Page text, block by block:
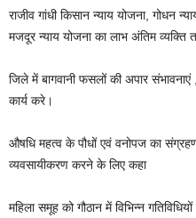
राजीव गांधी किसान न्याय योजना, गोधन
मजदूर न्याय योजना का लाभ अंतिम व्यक्ति
जिले में बागवानी फसलों की अपार
कार्य करे।
औषधि महत्व के पौधों एवं वनोपज का
व्यवसायीकरण करने के लिए कहा
महिला समूह को गौठान में विभिन्न